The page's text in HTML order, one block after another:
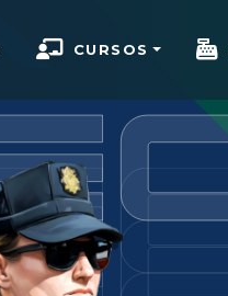
CURSOS